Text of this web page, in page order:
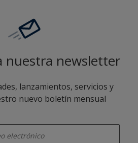
nuestra newsletter
lanzamientos, servicios y
nuevo boletín mensual